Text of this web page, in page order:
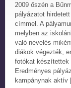
2009 őszén a
pályázatot
címmel. A
melyben az
való nevelés
diákok végezték,
fotókat készítettek
Eredményes
kampánynak